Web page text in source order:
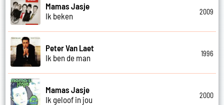
Mamas Jasje
Ik beken
2009
Peter Van Laet
Ik ben de man
1996
Mamas Jasje
Ik geloof in jou
2000